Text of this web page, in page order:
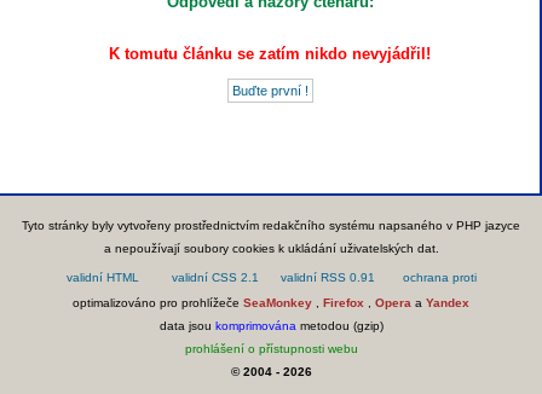
K tomutu článku se zatím nikdo nevyjádřil!
Tyto stránky byly vytvořeny prostřednictvím redakčního systému napsaného v PHP jazyce
a nepoužívají soubory cookies k ukládání uživatelských dat.
optimalizováno pro prohlížeče SeaMonkey Firefox Opera a Yandex
data jsou komprimována metodou (gzip)
prohlášení o přístupnosti webu
© 2004 - 2026